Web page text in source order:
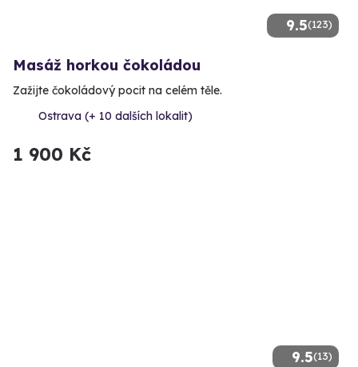
9.5(123)
Masáž horkou čokoládou
Zažijte čokoládový pocit na celém těle.
Ostrava (+ 10 dalších lokalit)
1 900 Kč
9.5(13)